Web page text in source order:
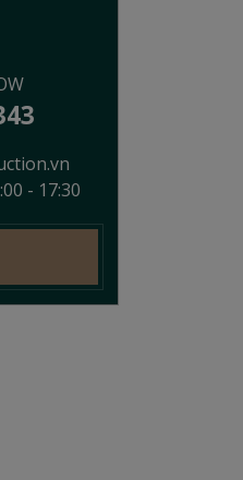
- 17:30